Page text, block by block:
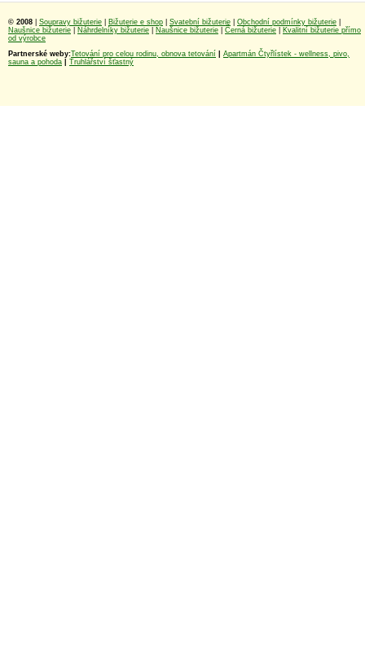
© 2008 Soupravy bižuterie Bižuterie e shop Svatební bižuterie Obchodní podmínky bižuterie
Naušnice bižuterie
Náhrdelníky bižuterie Naušnice bižuterie Černá bižuterie
Kvalitní bižuterie přímo
od výrobce
Partnerské weby:Tetování pro celou rodinu, obnova tetování
Apartmán Čtyřlístek - wellness, pivo,
sauna a pohoda
Truhlářství šťastný